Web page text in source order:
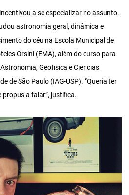
a se especializar no assunto.
astronomia geral, dinâmica e
do céu na Escola Municipal de
Orsini (EMA), além do curso para
Geofísica e Ciências
de São Paulo (IAG-USP). “Queria ter
propus a falar”, justifica.